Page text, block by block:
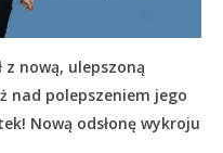
z nową, ulepszoną
nad polepszeniem jego
Nową odsłonę wykroju